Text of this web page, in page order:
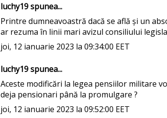
luchy19spunea...
Printre dumneavoastră dacă se află și un
ar rezuma în linii mari avizul consiliului
joi, 12 ianuarie 2023 la 09:34:00 EET
luchy19spunea...
Aceste modificări la legea pensiilor militare
deja pensionari până la promulgare ?
joi, 12 ianuarie 2023 la 09:52:00 EET